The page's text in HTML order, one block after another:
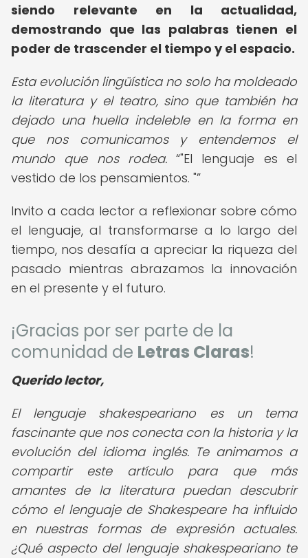
siendo relevante en la actualidad,
demostrando que las palabras tienen el
poder de trascender el tiempo y el espacio.
Esta evolución lingüística no solo ha moldeado
la literatura y el teatro, sino que también ha
dejado una huella indeleble en la forma en
que nos comunicamos y entendemos el
mundo que nos rodea.
"El lenguaje es el
vestido de los pensamientos. "
Invito a cada lector a reflexionar sobre cómo
el lenguaje, al transformarse a lo largo del
tiempo, nos desafía a apreciar la riqueza del
pasado mientras abrazamos la innovación
en el presente y el futuro.
¡Gracias por ser parte de la
comunidad de Letras Claras!
Querido lector,
El lenguaje shakespeariano es un tema
fascinante que nos conecta con la historia y la
evolución del idioma inglés. Te animamos a
compartir este artículo para que más
amantes de la literatura puedan descubrir
cómo el lenguaje de Shakespeare ha influido
en nuestras formas de expresión actuales.
¿Qué aspecto del lenguaje shakespeariano te